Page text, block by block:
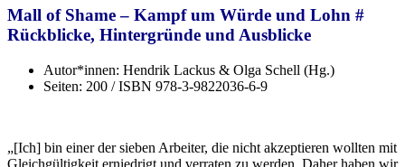
Mall of Shame – Kampf um Würde und Lohn #
Rückblicke, Hintergründe und Ausblicke
Autor*innen: Hendrik Lackus & Olga Schell (Hg.)
Seiten: 200 / ISBN 978-3-9822036-6-9
„[Ich] bin einer der sieben Arbeiter, die nicht akzeptieren wollten mit